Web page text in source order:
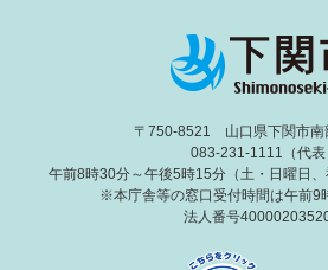
〒750-8521 山口県下関市南
083-231-1111（代表
午前8時30分～午後5時15分（土・日曜日、
※本庁舎等の窓口受付時間は午前9
法人番号